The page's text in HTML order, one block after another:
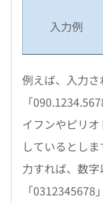
入力例
例えば、入力
「
イフンやピリ
しているとし
力すれば、数字
「